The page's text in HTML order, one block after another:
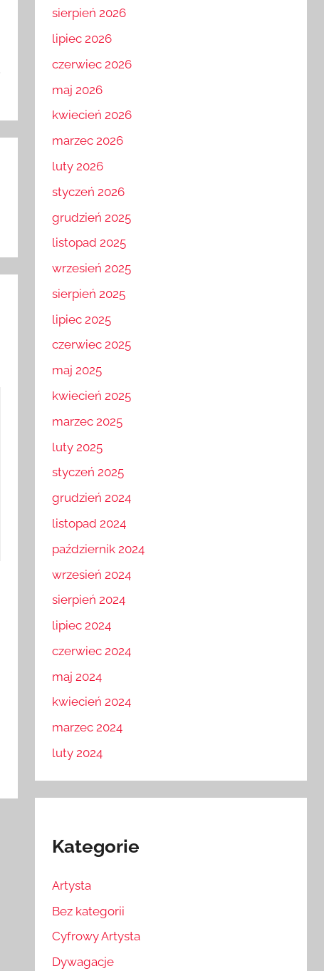
sierpień 2026
lipiec 2026
czerwiec 2026
maj 2026
kwiecień 2026
marzec 2026
luty 2026
styczeń 2026
grudzień 2025
listopad 2025
wrzesień 2025
sierpień 2025
lipiec 2025
czerwiec 2025
maj 2025
kwiecień 2025
marzec 2025
luty 2025
styczeń 2025
grudzień 2024
listopad 2024
październik 2024
wrzesień 2024
sierpień 2024
lipiec 2024
czerwiec 2024
maj 2024
kwiecień 2024
marzec 2024
luty 2024
Kategorie
Artysta
Bez kategorii
Cyfrowy Artysta
Dywagacje